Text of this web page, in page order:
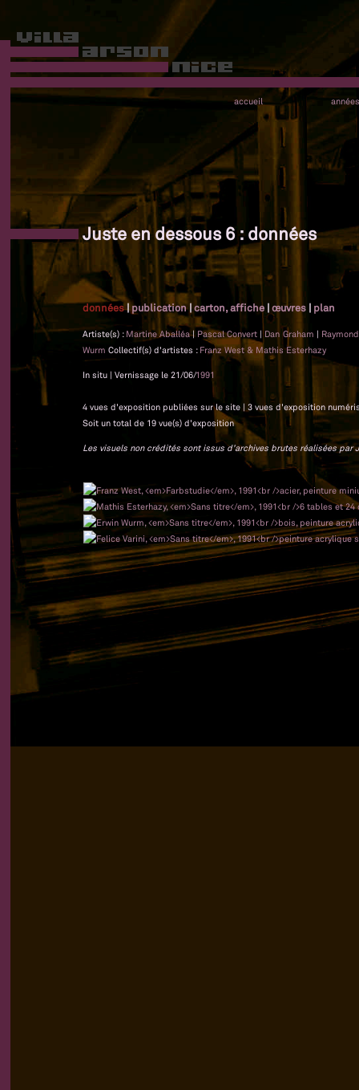
accueil années
Juste en dessous 6 : données
données|publication|carton, affiche |œuvres | plan
Artiste(s) : Martine Aballéa| Pascal Convert | Dan Graham |
Wurm Collectif(s) d'artistes : Franz West & Mathis Esterhazy
In situ | Vernissage le 21/06/1991
4 vues d'exposition publiées sur le site | 3 vues d'exposition
Soit un total de 19 vue(s) d'exposition
Les visuels non crédités sont issus d'archives brutes réalisées par